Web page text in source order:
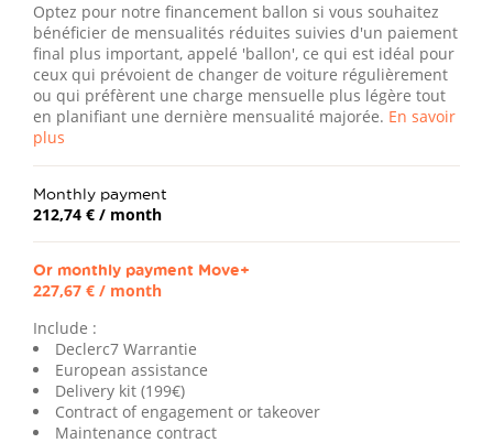
Optez pour notre financement ballon si vous souhaitez
bénéficier de mensualités réduites suivies d'un paiement
final plus important, appelé 'ballon', ce qui est idéal pour
ceux qui prévoient de changer de voiture régulièrement
ou qui préfèrent une charge mensuelle plus légère tout
en planifiant une dernière mensualité majorée. En savoir
plus
Monthly payment
212,74 € / month
Or monthly payment Move+
227,67 € / month
Include :
Declerc7 Warrantie
European assistance
Delivery kit (199€)
Contract of engagement or takeover
Maintenance contract